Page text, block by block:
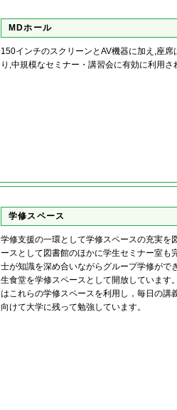
MDホール
150インチのスクリーンとAV機器に加え,座席
り,中規模なセミナー・講習会に有効に利用さ
学修スペース
学修支援の一環として学修スペースの充実を
ースとして図書館のほかに学生セミナー室も
士が知識を深め合いながらグループ学修がで
生食堂を学修スペースとして開放しています
はこれらの学修スペースを利用し，毎日の講
向けて大学に残って勉強しています。